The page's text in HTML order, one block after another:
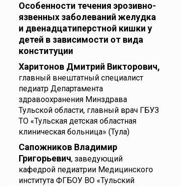
Особенности течения эрозивно-
язвенных заболеваний желудка
и двенадцатиперстной кишки у
детей в зависимости от вида
конституции
Харитонов Дмитрий Викторович,
главный внештатный специалист
педиатр Департамента
здравоохранения Минздрава
Тульской области, главный врач ГБУЗ
ТО «Тульская детская областная
клиническая больница» (Тула)
Сапожников Владимир
Григорьевич, заведующий
кафедрой педиатрии Медицинского
института ФГБОУ ВО «Тульский